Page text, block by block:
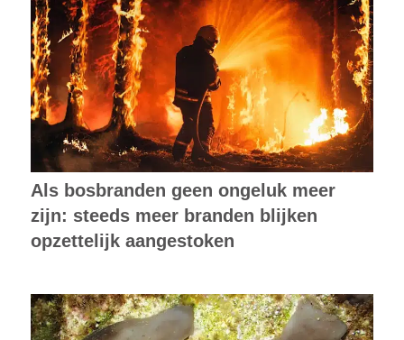
Als bosbranden geen ongeluk meer
zijn: steeds meer branden blijken
opzettelijk aangestoken